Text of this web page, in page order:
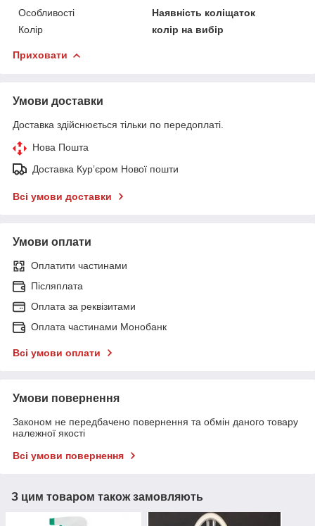
Особливості
Наявність коліщаток
Колір
колір на вибір
Приховати
Умови доставки
Доставка здійснюється тільки по передоплаті.
Нова Пошта
Доставка Курʼєром Нової пошти
Всі умови доставки
Умови оплати
Оплатити частинами
Післяплата
Оплата за реквізитами
Оплата частинами Монобанк
Всі умови оплати
Умови повернення
Законом не передбачено повернення та обмін даного товару
належної якості
Всі умови повернення
З цим товаром також замовляють